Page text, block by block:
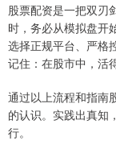
股票配资是一把双刃
时，务必从模拟盘开
选择正规平台、严格
记住：在股市中，活
通过以上流程和指南
的认识。实践出真知
行。